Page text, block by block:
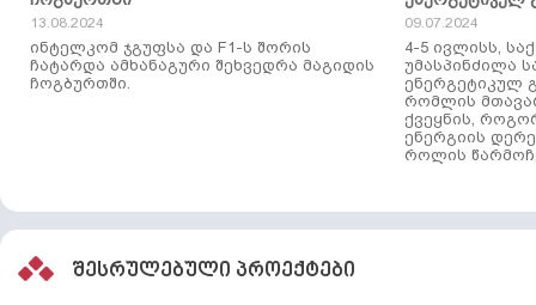
13.08.2024
ინტელკომ ჯგუფსა და F1-ს შორის
ჩატარდა ამხანაგური შეხვედრა მაგიდის
ჩოგბურთში.
09.07.2024
4-5 ივლისს,
უმასპინძილა
ენერგეტიკულ
რომლის
ქვეყნის,
ენერგიის
როლის
შესრულებული პროექტები